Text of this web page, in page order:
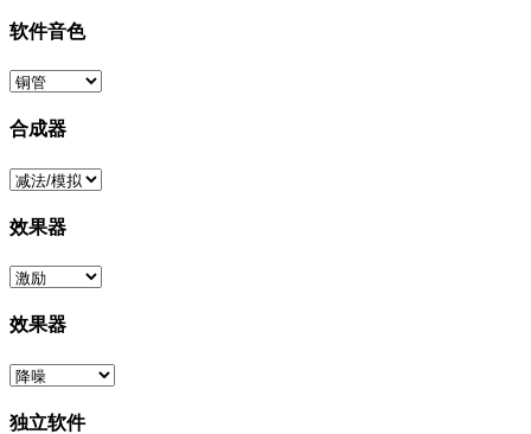
软件音色
合成器
效果器
效果器
独立软件